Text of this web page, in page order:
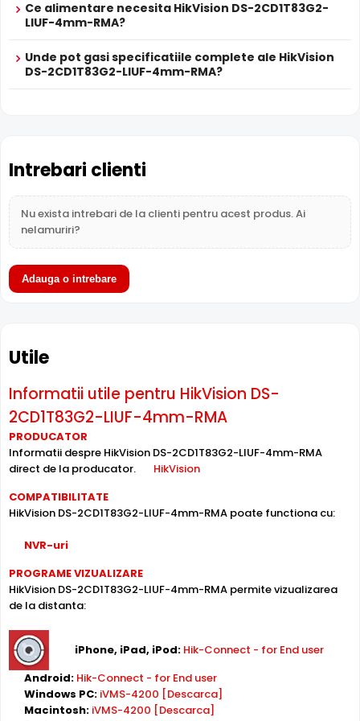
FunctiaTRUE WDR oferita de senzorul de imagine al
camerei HikVision DS-2CD1T83G2-LIUF-4mm-RMA,
imaginea de fundal, in zone cu contrast puternic de
iluminare, oferind detalii clare pe intreaga scena.
HikVision DS-2CD1T83G2-LIUF-4mm-RMA suporta
cat si alimentare prin acelasi cablu de retea. Simplifica
instalarea semnificativ, eliminand necesitatea unui cablu
de alimentare separat.
Inregistrare pe Card
HikVision DS-2CD1T83G2-LIUF-4mm-RMA dispune de
card microSDincorporat, permitand inregistrarea locala
fara DVR/NVR.
Lentila Fixa
Camera HikVision DS-2CD1T83G2-LIUF-4mm-RMA are o
lentila fixa
poate fi reglat in momentul instalarii, fiind pretabila in
supravegherea generala a zonelor. Distanta focala este
de 4.0 mm.
Ce alimentare necesita HikVision DS-2CD1T83G2-
LIUF-4mm-RMA?
Unde pot gasi specificatiile complete ale HikVision
DS-2CD1T83G2-LIUF-4mm-RMA?
Intrebari clienti
Nu exista intrebari de la clienti pentru acest produs. Ai
nelamuriri?
Adauga o intrebare
Utile
Informatii utile pentru HikVision DS-
2CD1T83G2-LIUF-4mm-RMA
PRODUCATOR
Informatii despre HikVision DS-2CD1T83G2-LIUF-4mm-RMA
direct de la producator.
HikVision
COMPATIBILITATE
HikVision DS-2CD1T83G2-LIUF-4mm-RMA poate functiona cu:
NVR-uri
PROGRAME VIZUALIZARE
HikVision DS-2CD1T83G2-LIUF-4mm-RMA permite vizualizarea
de la distanta:
iPhone, iPad, iPod: Hik-Connect - for End user
Android: Hik-Connect - for End user
Windows PC: iVMS-4200 [Descarca]
Macintosh: iVMS-4200 [Descarca]